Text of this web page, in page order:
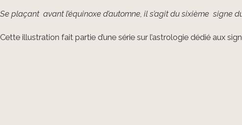
Se plaçant avant l’équinoxe d’automne, il s’agit du sixième signe
Cette illustration fait partie d’une série sur l’astrologie dédié aux